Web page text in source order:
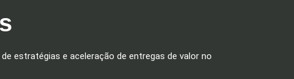
estratégias e aceleração de entregas de valor no